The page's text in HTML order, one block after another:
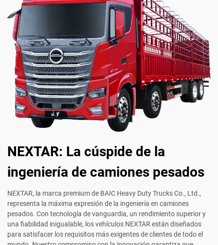
NEXTAR: La cúspide de la
ingeniería de camiones pesados
NEXTAR, la marca premium de BAIC Heavy Duty Trucks Co., Ltd.,
representa la máxima expresión de la ingeniería en camiones
pesados. Con tecnología de vanguardia, un rendimiento superior y
una fiabilidad inigualable, los vehículos NEXTAR están diseñados
para satisfacer los requisitos más exigentes de clientes de todo el